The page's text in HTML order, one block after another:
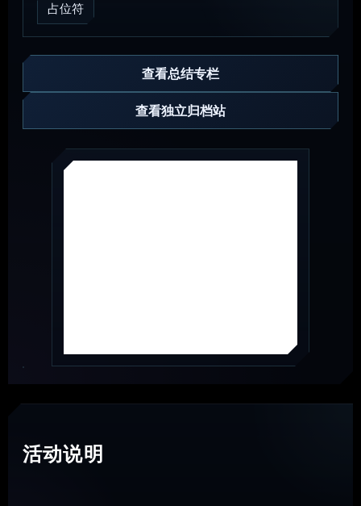
占位符
查看总结专栏
查看独立归档站
活动说明